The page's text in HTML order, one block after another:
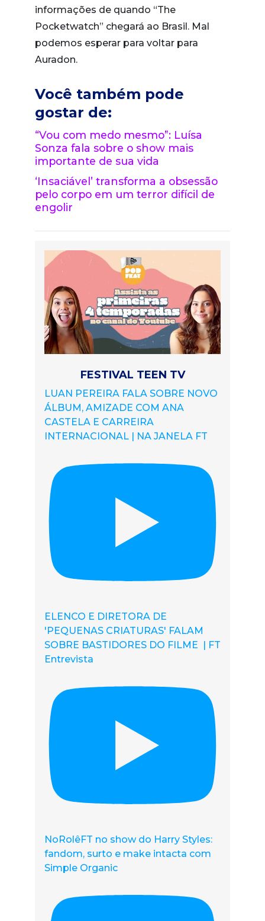
informações de quando “The
Pocketwatch” chegará ao Brasil. Mal
podemos esperar para voltar para
Auradon.
Você também pode
gostar de:
“Vou com medo mesmo”: Luísa
Sonza fala sobre o show mais
importante de sua vida
‘Insaciável’ transforma a obsessão
pelo corpo em um terror difícil de
engolir
FESTIVAL TEEN TV
LUAN PEREIRA FALA SOBRE NOVO
ÁLBUM, AMIZADE COM ANA
CASTELA E CARREIRA
INTERNACIONAL | NA JANELA FT
ELENCO E DIRETORA DE
'PEQUENAS CRIATURAS' FALAM
SOBRE BASTIDORES DO FILME | FT
Entrevista
NoRolêFT no show do Harry Styles:
fandom, surto e make intacta com
Simple Organic